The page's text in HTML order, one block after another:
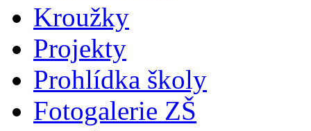
Kroužky
Projekty
Prohlídka školy
Fotogalerie ZŠ